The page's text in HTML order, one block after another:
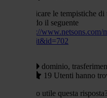
Puoi verificare le tempistiche
consultando il seguente
https://
action=edit&id=702
dominio,
19 Utenti hanno
Hai trovato utile questa